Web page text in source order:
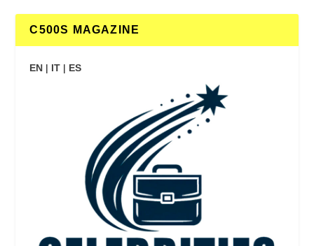
C500S MAGAZINE
EN | IT | ES